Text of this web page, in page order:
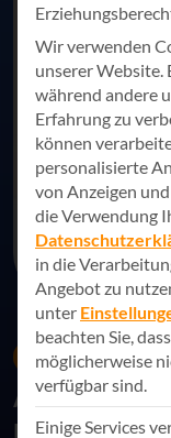
Referenznews
AppSphere
meistern
Wir verwenden
unserer Website.
während andere
Erfahrung zu
können
personalisierte
von Anzeigen
die Verwendung
in die
Angebot zu
unter
beachten Sie,
möglicherweise
verfügbar sind.
Einige Services